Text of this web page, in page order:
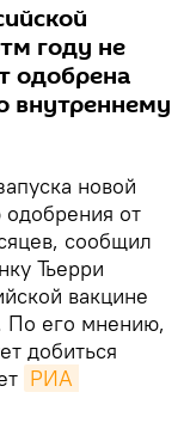
году не
одобрена
внутреннему
новой
от
сообщил
Тьерри
вакцине
По его мнению,
добиться
РИА